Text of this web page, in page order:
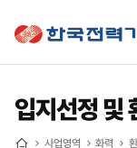
입지선정 및
사업영역 화력